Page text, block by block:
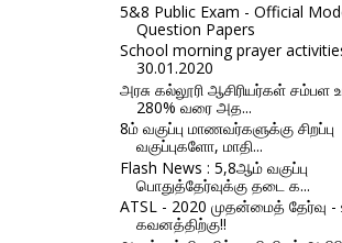
5&8 Public Exam - Official
Question Papers
School morning prayer
30.01.2020
அரசு கல்லூரி ஆசிரியர்கள் சம்பள
280% வரை அத...
8ம் வகுப்பு மாணவர்களுக்கு சிறப்பு
வகுப்புகளோ, மாதி...
Flash News : 5,8ஆம் வகுப்பு
பொதுத்தேர்வுக்கு தடை க...
ATSL - 2020 முதன்மைத் தேர்வு
கவனத்திற்கு!!